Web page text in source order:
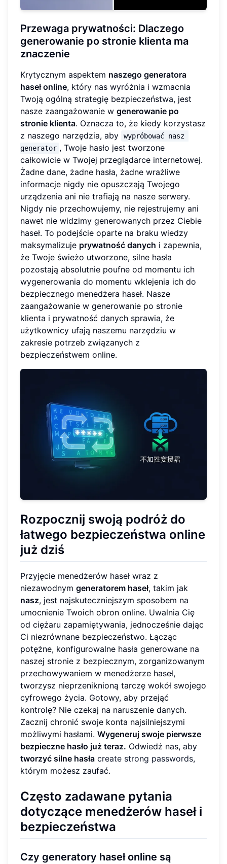
Przewaga prywatności: Dlaczego
generowanie po stronie klienta ma
znaczenie
Krytycznym aspektem naszego generatora
haseł online, który nas wyróżnia i wzmacnia
Twoją ogólną strategię bezpieczeństwa, jest
nasze zaangażowanie w generowanie po
stronie klienta. Oznacza to, że kiedy korzystasz
z naszego narzędzia, aby
wypróbować nasz
generator , Twoje hasło jest tworzone
całkowicie w Twojej przeglądarce internetowej.
Żadne dane, żadne hasła, żadne wrażliwe
informacje nigdy nie opuszczają Twojego
urządzenia ani nie trafiają na nasze serwery.
Nigdy nie przechowujemy, nie rejestrujemy ani
nawet nie widzimy generowanych przez Ciebie
haseł. To podejście oparte na braku wiedzy
maksymalizuje prywatność danych i zapewnia,
że Twoje świeżo utworzone, silne hasła
pozostają absolutnie poufne od momentu ich
wygenerowania do momentu wklejenia ich do
bezpiecznego menedżera haseł. Nasze
zaangażowanie w generowanie po stronie
klienta i prywatność danych sprawia, że
użytkownicy ufają naszemu narzędziu w
zakresie potrzeb związanych z
bezpieczeństwem online.
Rozpocznij swoją podróż do
łatwego bezpieczeństwa online
już dziś
Przyjęcie menedżerów haseł wraz z
niezawodnym generatorem haseł, takim jak
nasz, jest najskuteczniejszym sposobem na
umocnienie Twoich obron online. Uwalnia Cię
od ciężaru zapamiętywania, jednocześnie dając
Ci niezrównane bezpieczeństwo. Łącząc
potężne, konfigurowalne hasła generowane na
naszej stronie z bezpiecznym, zorganizowanym
przechowywaniem w menedżerze haseł,
tworzysz nieprzeniknioną tarczę wokół swojego
cyfrowego życia. Gotowy, aby przejąć
kontrolę? Nie czekaj na naruszenie danych.
Zacznij chronić swoje konta najsilniejszymi
możliwymi hasłami. Wygeneruj swoje pierwsze
bezpieczne hasło już teraz. Odwiedź nas, aby
tworzyć silne hasła create strong passwords,
którym możesz zaufać.
Często zadawane pytania
dotyczące menedżerów haseł i
bezpieczeństwa
Czy generatory haseł online są